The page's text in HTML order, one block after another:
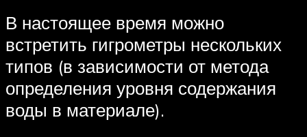
В настоящее время можно
встретить гигрометры нескольких
типов (в зависимости от метода
определения уровня содержания
воды в материале).